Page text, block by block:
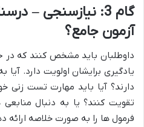
گام 3: نیازسنجی –
آزمون جامع؟
داوطلبان باید مشخص کنند که در
یادگیری برایشان اولویت دارد. آیا
دارند؟ آیا باید مهارت تست زنی
تقویت کنند؟ یا به دنبال
فرمول ها را به صورت خلاصه ارائه